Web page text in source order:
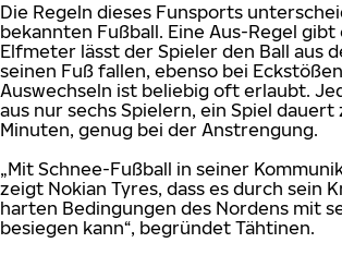
Die Regeln dieses Funsports
bekannten Fußball. Eine Aus-Regel gibt
Elfmeter lässt der Spieler den Ball aus
seinen Fuß fallen, ebenso bei
Auswechseln ist beliebig oft erlaubt.
aus nur sechs Spielern, ein Spiel dauert
Minuten, genug bei der Anstrengung.
„Mit Schnee-Fußball in seiner
zeigt Nokian Tyres, dass es durch sein
harten Bedingungen des Nordens mit
besiegen kann“, begründet Tähtinen.